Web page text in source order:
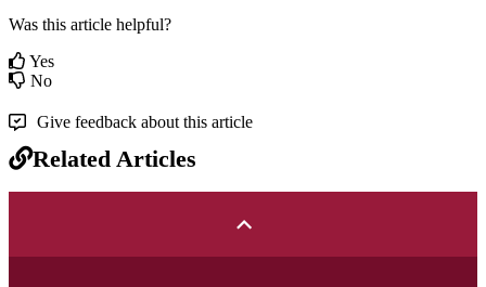
Was this article helpful?
Yes
No
Give feedback about this article
Related Articles